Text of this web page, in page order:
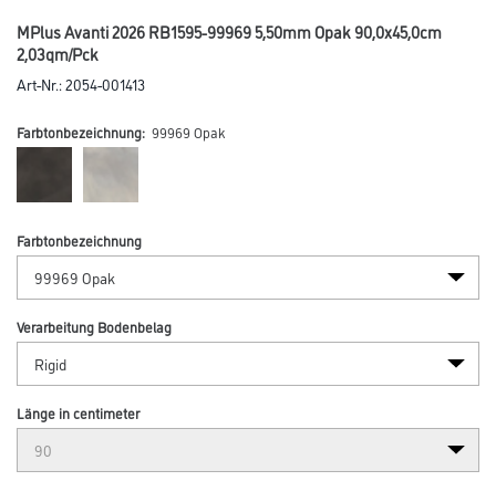
MPlus Avanti 2026 RB1595-99969 5,50mm Opak 90,0x45,0cm
2,03qm/Pck
Art-Nr.:2054-001413
Farbtonbezeichnung: 99969 Opak
Farbtonbezeichnung
Verarbeitung Bodenbelag
Länge in centimeter